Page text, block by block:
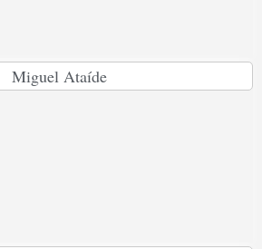
Miguel Ataíde